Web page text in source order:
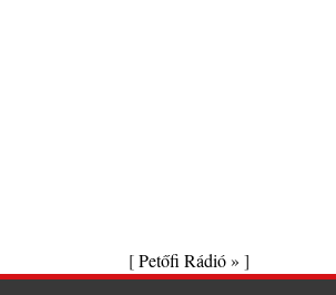
[Petőfi Rádió » ]